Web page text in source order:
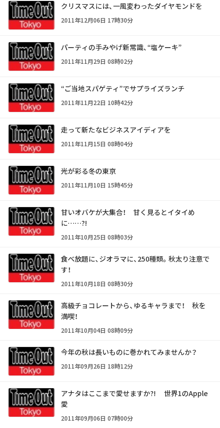
クリスマスには、一風変わったダイヤモンドを
2011年12月06日 17時30分
パーティの手みやげ新常識、“塩ケーキ”
2011年11月29日 08時02分
“ご当地スパゲティ”でサプライズランチ
2011年11月22日 10時42分
走って新たなビジネスアイディアを
2011年11月15日 08時04分
光が彩る冬の東京
2011年11月10日 15時45分
甘いオバケが大集合！ 甘く見るとイタイめ
に……?!
2011年10月25日 08時03分
食べ放題に、ジオラマに、250種類。秋太り注意で
す！
2011年10月18日 08時30分
高級チョコレートから、ゆるキャラまで！ 秋を
満喫！
2011年10月04日 08時09分
今年の秋は長いものに巻かれてみませんか？
2011年09月26日 18時12分
アナタはここまで愛せますか?! 世界1のApple
愛
2011年09月06日 07時00分